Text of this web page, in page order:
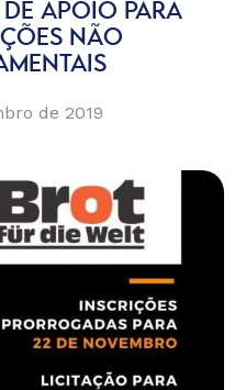
APOIO PARA
NÃO
de 2019